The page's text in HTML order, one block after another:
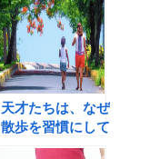
天才たちは、なぜ
散歩を習慣にして
いたのか？